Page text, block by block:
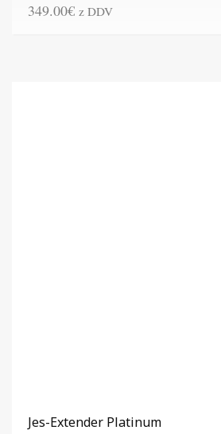
349.00€ z DDV
Jes-Extender Platinum